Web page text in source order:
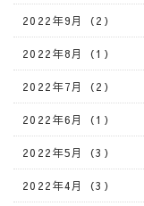
2022年9月（2）
2022年8月（1）
2022年7月（2）
2022年6月（1）
2022年5月（3）
2022年4月（3）